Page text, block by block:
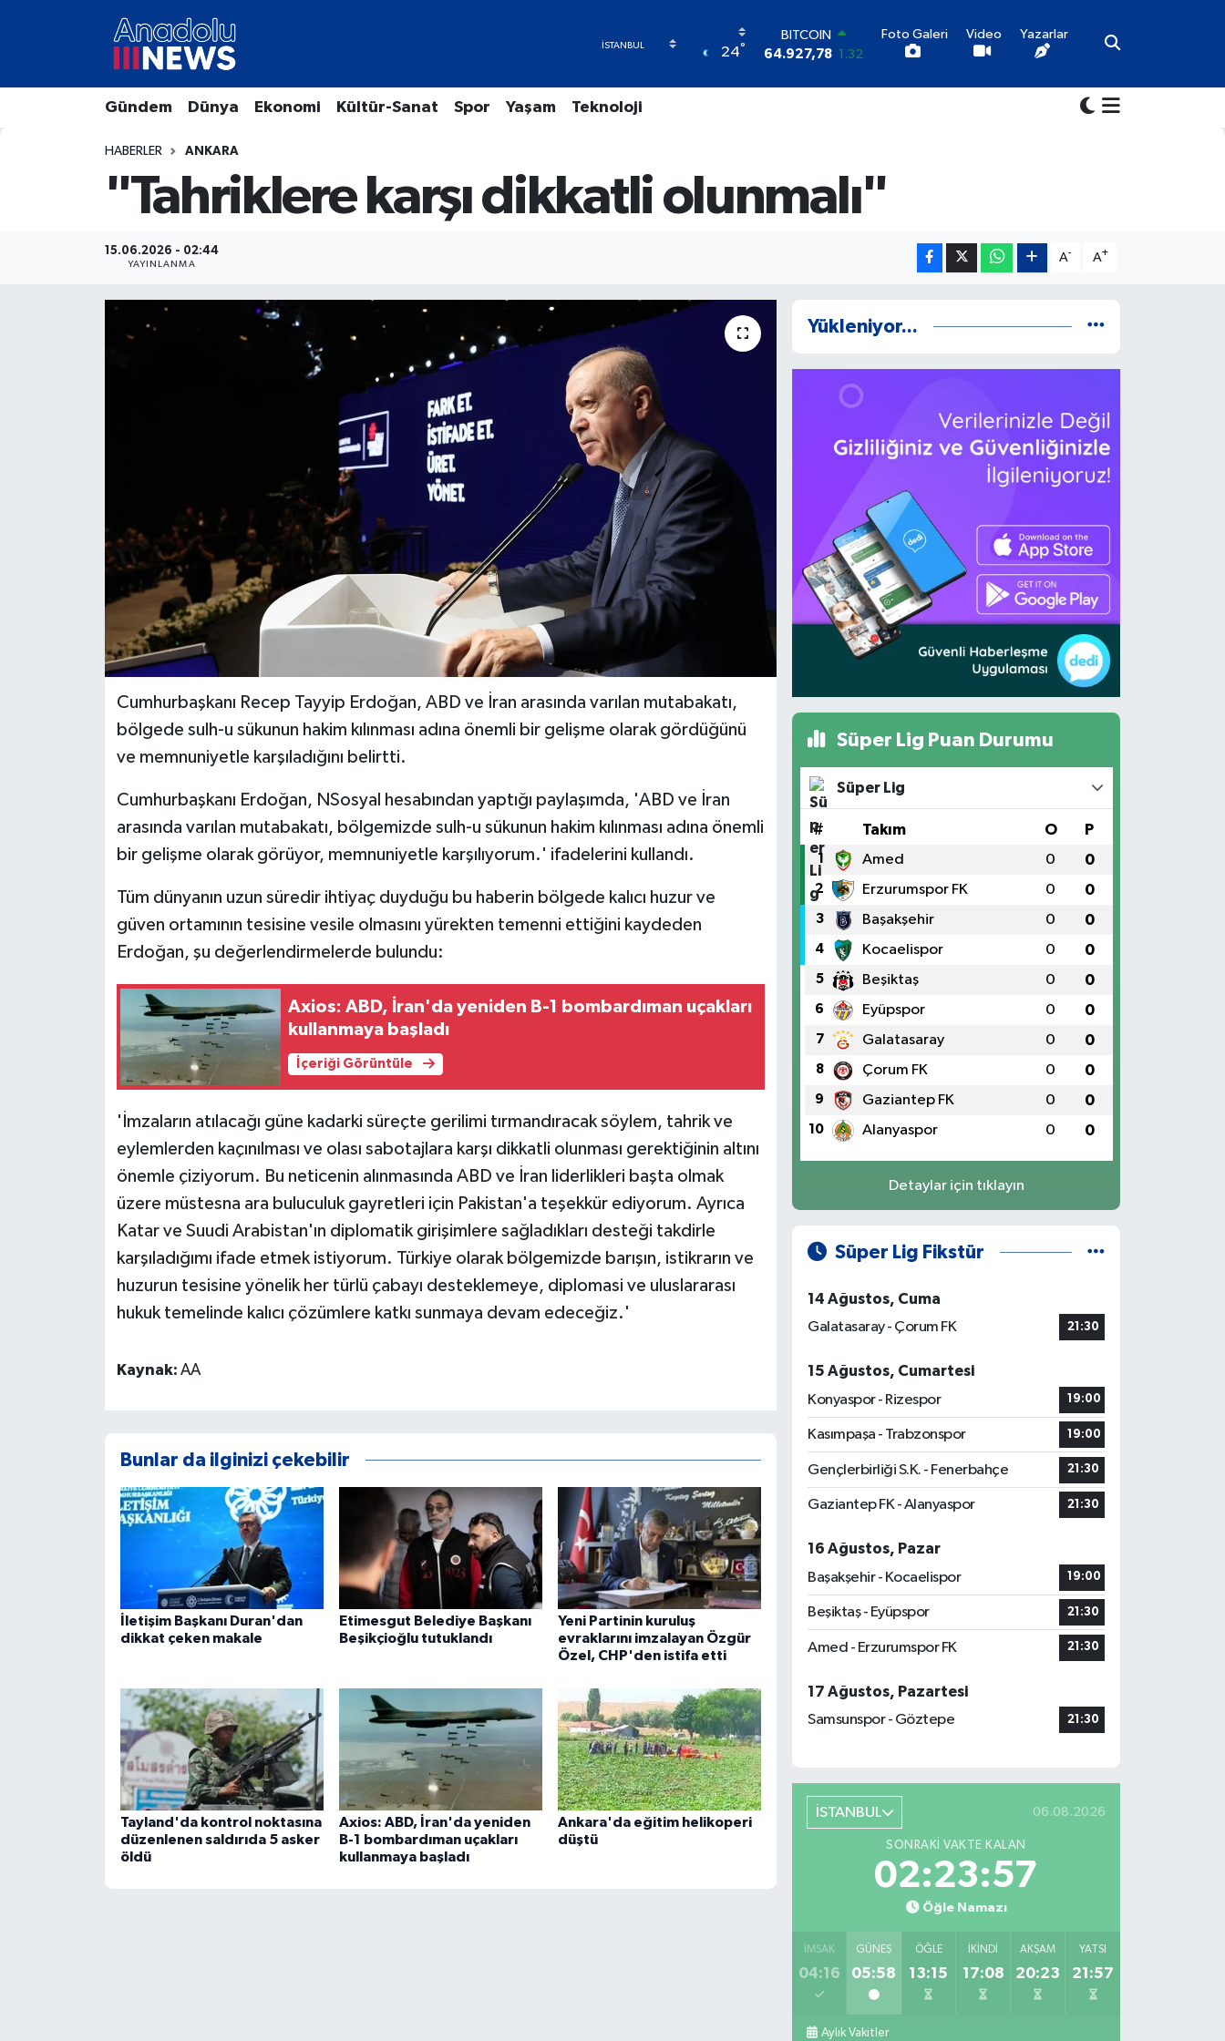
24°
BITCOIN
64.927,78 1.32
GRAM ALTIN
6527.85
Foto Galeri Video Yazarlar
Gündem Dünya Ekonomi Kültür-Sanat Spor Yaşam Teknoloji
HABERLER ANKARA
"Tahriklere karşı dikkatli olunmalı"
15.06.2026 - 02:44
YAYINLANMA
A- A+
Cumhurbaşkanı Recep Tayyip Erdoğan, ABD ve İran arasında varılan mutabakatı,
bölgede sulh-u sükunun hakim kılınması adına önemli bir gelişme olarak gördüğünü
ve memnuniyetle karşıladığını belirtti.
Cumhurbaşkanı Erdoğan, NSosyal hesabından yaptığı paylaşımda, 'ABD ve İran
arasında varılan mutabakatı, bölgemizde sulh-u sükunun hakim kılınması adına önemli
bir gelişme olarak görüyor, memnuniyetle karşılıyorum.' ifadelerini kullandı.
Tüm dünyanın uzun süredir ihtiyaç duyduğu bu haberin bölgede kalıcı huzur ve
güven ortamının tesisine vesile olmasını yürekten temenni ettiğini kaydeden
Erdoğan, şu değerlendirmelerde bulundu:
Axios: ABD, İran'da yeniden B-1 bombardıman uçakları
kullanmaya başladı
İçeriği Görüntüle
'İmzaların atılacağı güne kadarki süreçte gerilimi tırmandıracak söylem, tahrik ve
eylemlerden kaçınılması ve olası sabotajlara karşı dikkatli olunması gerektiğinin altını
önemle çiziyorum. Bu neticenin alınmasında ABD ve İran liderlikleri başta olmak
üzere müstesna ara buluculuk gayretleri için Pakistan'a teşekkür ediyorum. Ayrıca
Katar ve Suudi Arabistan'ın diplomatik girişimlere sağladıkları desteği takdirle
karşıladığımı ifade etmek istiyorum. Türkiye olarak bölgemizde barışın, istikrarın ve
huzurun tesisine yönelik her türlü çabayı desteklemeye, diplomasi ve uluslararası
hukuk temelinde kalıcı çözümlere katkı sunmaya devam edeceğiz.'
Kaynak: AA
Bunlar da ilginizi çekebilir
İletişim Başkanı Duran'dan
dikkat çeken makale
Etimesgut Belediye Başkanı
Beşikçioğlu tutuklandı
Yeni Partinin kuruluş
evraklarını imzalayan Özgür
Özel, CHP'den istifa etti
Tayland'da kontrol noktasına
düzenlenen saldırıda 5 asker
öldü
Axios: ABD, İran'da yeniden
B-1 bombardıman uçakları
kullanmaya başladı
Ankara'da eğitim helikoperi
düştü
Yükleniyor...
Süper Lig Puan Durumu
Süper Lig
# Takım O P
1 Amed 0 0
2 Erzurumspor FK 0 0
3 Başakşehir 0 0
4 Kocaelispor 0 0
5 Beşiktaş 0 0
6 Eyüpspor 0 0
7 Galatasaray 0 0
8 Çorum FK 0 0
9 Gaziantep FK 0 0
10 Alanyaspor 0 0
Detaylar için tıklayın
Süper Lig Fikstür
14 Ağustos, Cuma
Galatasaray - Çorum FK
21:30
15 Ağustos, Cumartesi
Konyaspor - Rizespor
19:00
Kasımpaşa - Trabzonspor 19:00
Gençlerbirliği S.K. - Fenerbahçe 21:30
Gaziantep FK - Alanyaspor 21:30
16 Ağustos, Pazar
Başakşehir - Kocaelispor
19:00
Beşiktaş - Eyüpspor 21:30
Amed - Erzurumspor FK 21:30
17 Ağustos, Pazartesi
Samsunspor - Göztepe
21:30
İSTANBUL 06.08.2026
SONRAKI VAKTE KALAN
02:23:57
Öğle Namazı
İMSAK
04:16
GÜNEŞ
05:58
ÖĞLE
13:15
İKINDI
17:08
AKŞAM
20:23
YATSI
21:57
Aylık Vakitler
Hava Durumu
Trafik Durumu
Tüm Manşetler
Son Dakika Haberleri
Haber Arşivi